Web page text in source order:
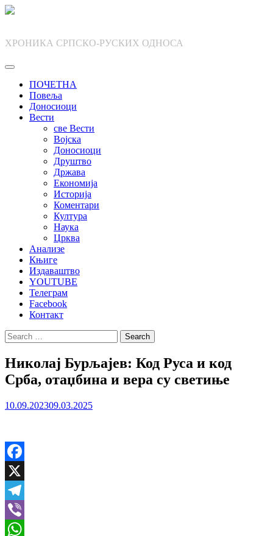
Skip
ХРОНИКА СРПСКО-РУСКИХ ОДНОСА
ПОЧЕТНА
Повеља
Доносиоци
Вести
све Вести
Војска
Доносиоци
Друштво
Држава
Економија
Историја
Коментари
Култура
Наука
Црква
Анализе
Књиге
Издаваштво
YOUTUBE
Телеграм
Facebook
Контакт
Search
for:
Николај Бурљајев: Код Руса и код
Срба, отаџбина и вера су светиње
10.09.202309.03.2025
Facebook
X
Telegram
Viber